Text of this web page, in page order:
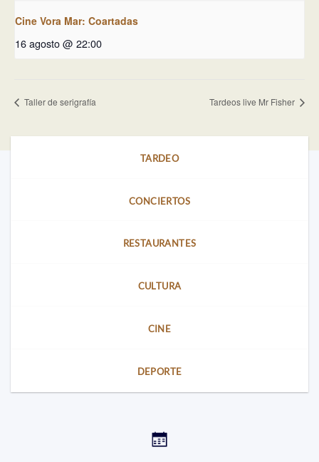
Cine Vora Mar: Coartadas
16 agosto @ 22:00
Taller de serigrafía Tardeos live Mr Fisher
TARDEO
CONCIERTOS
RESTAURANTES
CULTURA
CINE
DEPORTE